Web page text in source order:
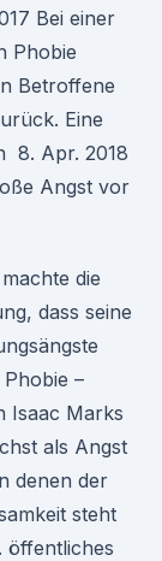
Bei einer
Phobie
Betroffene
Eine
8. Apr. 2018
Angst vor
die
dass seine
–
Isaac Marks
als Angst
denen der
steht
öffentliches